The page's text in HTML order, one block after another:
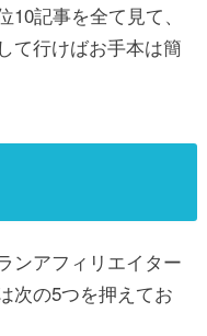
記事を全て見て、
て行けばお手本は簡
ンアフィリエイター
次の5つを押えてお